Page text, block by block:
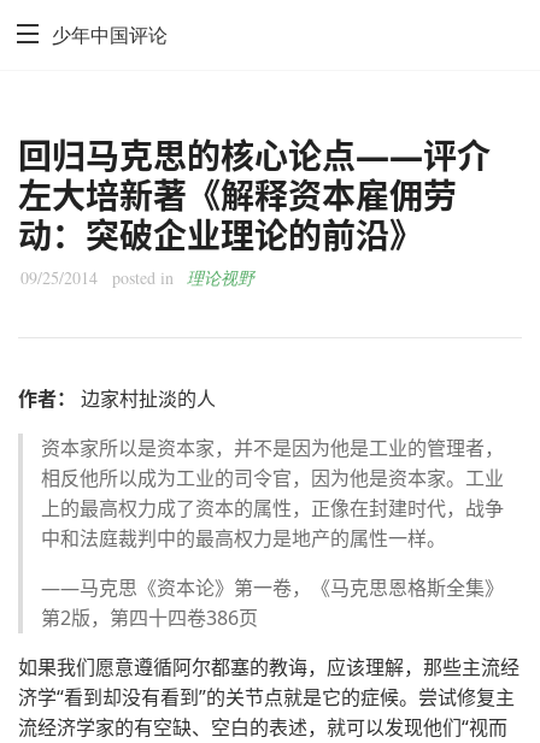
少年中国评论
回归马克思的核心论点——评介
左大培新著《解释资本雇佣劳
动：突破企业理论的前沿》
09/25/2014 posted in 理论视野
作者：
边家村扯淡的人
资本家所以是资本家，并不是因为他是工业的管理者，
相反他所以成为工业的司令官，因为他是资本家。工业
上的最高权力成了资本的属性，正像在封建时代，战争
中和法庭裁判中的最高权力是地产的属性一样。
——马克思《资本论》第一卷，《马克思恩格斯全集》
第2版，第四十四卷386页
如果我们愿意遵循阿尔都塞的教诲，应该理解，那些主流经
济学“看到却没有看到”的关节点就是它的症候。尝试修复主
流经济学家的有空缺、空白的表述，就可以发现他们“视而